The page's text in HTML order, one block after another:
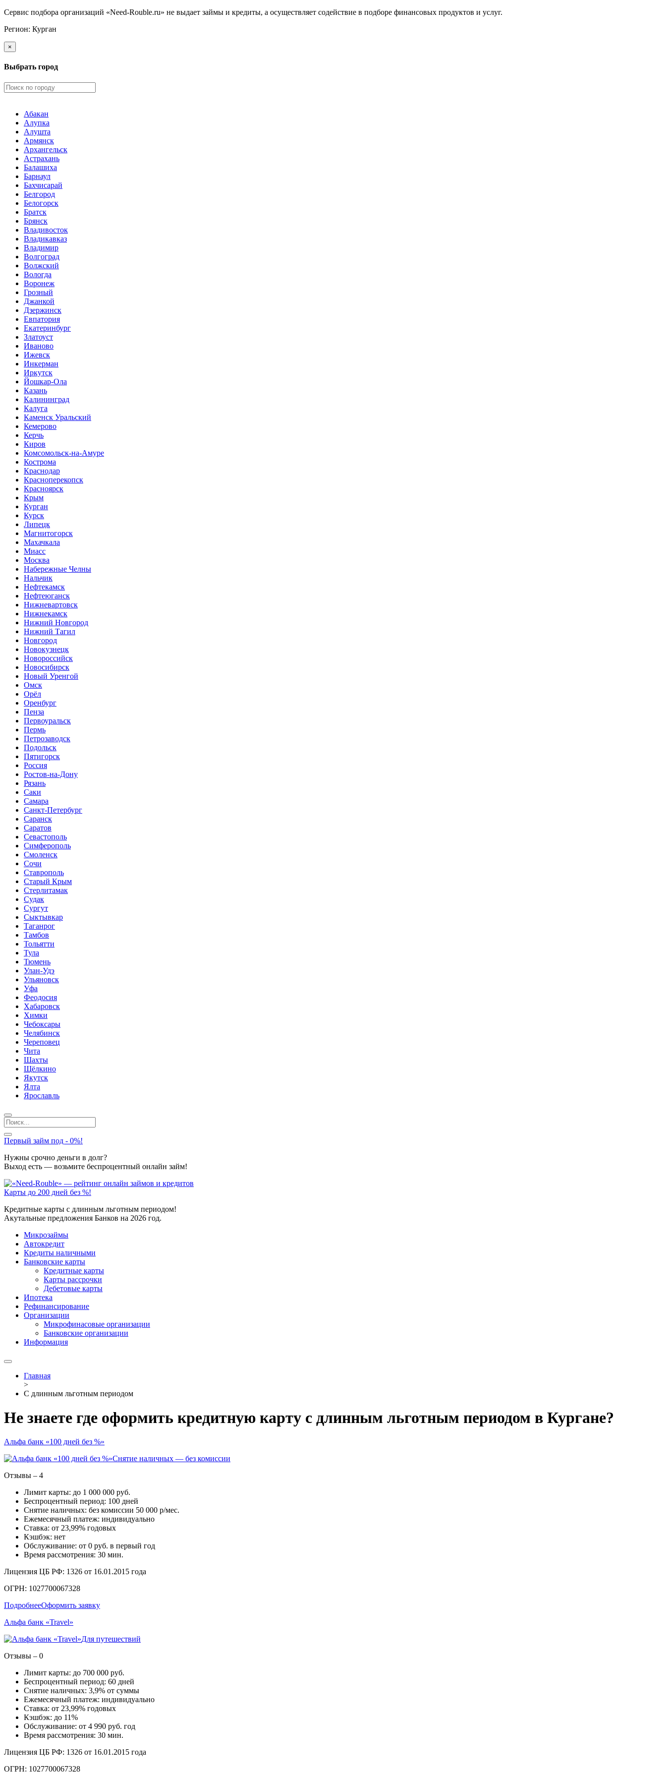
Сервис подбора организаций «Need-Rouble.ru» не выдает займы и кредиты, а осуществляет содействие в подборе финансовых продуктов и услуг.
Регион: Курган
×
Выбрать город
Абакан
Алупка
Алушта
Армянск
Архангельск
Астрахань
Балашиха
Барнаул
Бахчисарай
Белгород
Белогорск
Братск
Брянск
Владивосток
Владикавказ
Владимир
Волгоград
Волжский
Вологда
Воронеж
Грозный
Джанкой
Дзержинск
Евпатория
Екатеринбург
Златоуст
Иваново
Ижевск
Инкерман
Иркутск
Йошкар-Ола
Казань
Калининград
Калуга
Каменск Уральский
Кемерово
Керчь
Киров
Комсомольск-на-Амуре
Кострома
Краснодар
Красноперекопск
Красноярск
Крым
Курган
Курск
Липецк
Магнитогорск
Махачкала
Миасс
Москва
Набережные Челны
Нальчик
Нефтекамск
Нефтеюганск
Нижневартовск
Нижнекамск
Нижний Новгород
Нижний Тагил
Новгород
Новокузнецк
Новороссийск
Новосибирск
Новый Уренгой
Омск
Орёл
Оренбург
Пенза
Первоуральск
Пермь
Петрозаводск
Подольск
Пятигорск
Россия
Ростов-на-Дону
Рязань
Саки
Самара
Санкт-Петербург
Саранск
Саратов
Севастополь
Симферополь
Смоленск
Сочи
Ставрополь
Старый Крым
Стерлитамак
Судак
Сургут
Сыктывкар
Таганрог
Тамбов
Тольятти
Тула
Тюмень
Улан-Удэ
Ульяновск
Уфа
Феодосия
Хабаровск
Химки
Чебоксары
Челябинск
Череповец
Чита
Шахты
Щёлкино
Якутск
Ялта
Ярославль
Первый займ под - 0%!
Нужны срочно деньги в долг?
Выход есть — возьмите беспроцентный онлайн займ!
Карты до 200 дней без %!
Кредитные карты с длинным льготным периодом!
Акутальные предложения Банков на 2026 год.
Микрозаймы
Автокредит
Кредиты наличными
Банковские карты
Кредитные карты
Карты рассрочки
Дебетовые карты
Ипотека
Рефинансирование
Организации
Микрофинасовые организации
Банковские организации
Информация
Главная
>
С длинным льготным периодом
Не знаете где оформить кредитную карту с длинным льготным периодом в Кургане?
Альфа банк «100 дней без %»
Снятие наличных — без комиссии
Отзывы – 4
Лимит карты: до 1 000 000 руб.
Беспроцентный период: 100 дней
Снятие наличных: без комиссии 50 000 р/мес.
Ежемесячный платеж: индивидуально
Ставка: от 23,99% годовых
Кэшбэк: нет
Обслуживание: от 0 руб. в первый год
Время рассмотрения: 30 мин.
Лицензия ЦБ РФ: 1326 от 16.01.2015 года
ОГРН: 1027700067328
ПодробнееОформить заявку
Альфа банк «Travel»
Для путешествий
Отзывы – 0
Лимит карты: до 700 000 руб.
Беспроцентный период: 60 дней
Снятие наличных: 3,9% от суммы
Ежемесячный платеж: индивидуально
Ставка: от 23,99% годовых
Кэшбэк: до 11%
Обслуживание: от 4 990 руб. год
Время рассмотрения: 30 мин.
Лицензия ЦБ РФ: 1326 от 16.01.2015 года
ОГРН: 1027700067328